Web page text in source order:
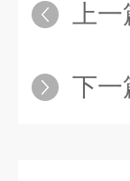
上一
下一